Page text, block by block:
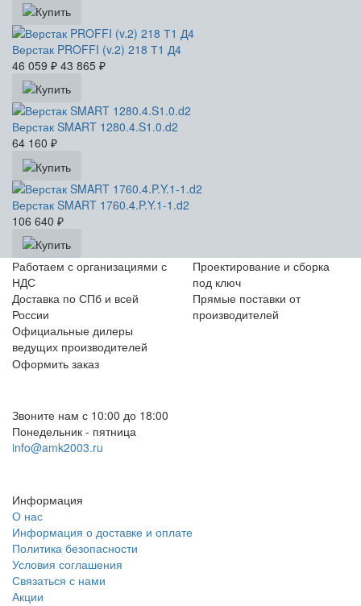
Верстак PROFFI (v.2) 218 Т1 Д4
46 059 ₽ 43 865 ₽
Верстак SMART 1280.4.S1.0.d2
64 160 ₽
Верстак SMART 1760.4.P.Y.1-1.d2
106 640 ₽
Работаем с организациями с
НДС
Проектирование и сборка
под ключ
Доставка по СПб и всей
России
Прямые поставки от
производителей
Официальные дилеры
ведущих производителей
Оформить заказ
Звоните нам с 10:00 до 18:00
Понедельник - пятница
info@amk2003.ru
Информация
О нас
Информация о доставке и оплате
Политика безопасности
Условия соглашения
Связаться с нами
Акции